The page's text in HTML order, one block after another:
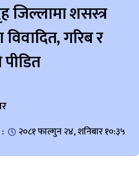
जिल्लामा शसस्त्र
विवादित, गरिब र
पीडित
२०८१ फाल्गुन २४, शनिबार १०:३५